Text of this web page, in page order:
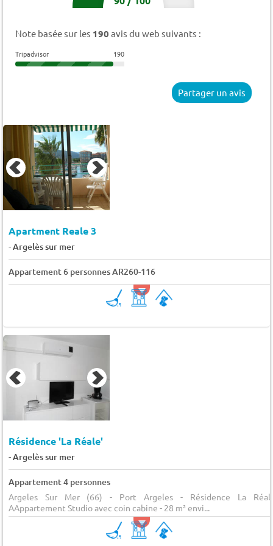
Note basée sur les 190 avis du web suivants :
Tripadvisor 190
Partager un avis
Apartment Reale 3
-Argelès sur mer
Appartement 6 personnes AR260-116
Résidence 'La Réale'
-Argelès sur mer
Appartement 4 personnes
Argeles Sur Mer (66) - Port Argeles - Résidence La
AAppartement Studio avec coin cabine - 28 m² envi...